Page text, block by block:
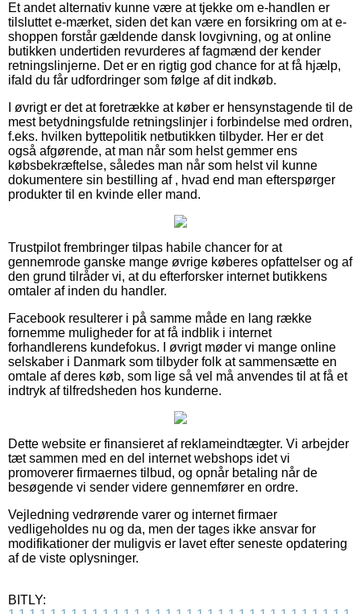
Et andet alternativ kunne være at tjekke om e-handlen er
tilsluttet e-mærket, siden det kan være en forsikring om at e-
shoppen forstår gældende dansk lovgivning, og at online
butikken undertiden revurderes af fagmænd der kender
retningslinjerne. Det er en rigtig god chance for at få hjælp,
ifald du får udfordringer som følge af dit indkøb.
I øvrigt er det at foretrække at køber er hensynstagende til de
mest betydningsfulde retningslinjer i forbindelse med ordren,
f.eks. hvilken byttepolitik netbutikken tilbyder. Her er det
også afgørende, at man når som helst gemmer ens
købsbekræftelse, således man når som helst vil kunne
dokumentere sin bestilling af , hvad end man efterspørger
produkter til en kvinde eller mand.
Trustpilot frembringer tilpas habile chancer for at
gennemrode ganske mange øvrige køberes opfattelser og af
den grund tilråder vi, at du efterforsker internet butikkens
omtaler af inden du handler.
Facebook resulterer i på samme måde en lang række
fornemme muligheder for at få indblik i internet
forhandlerens kundefokus. I øvrigt møder vi mange online
selskaber i Danmark som tilbyder folk at sammensætte en
omtale af deres køb, som lige så vel må anvendes til at få et
indtryk af tilfredsheden hos kunderne.
Dette website er finansieret af reklameindtægter. Vi arbejder
tæt sammen med en del internet webshops idet vi
promoverer firmaernes tilbud, og opnår betaling når de
besøgende vi sender videre gennemfører en ordre.
Vejledning vedrørende varer og internet firmaer
vedligeholdes nu og da, men der tages ikke ansvar for
modifikationer der muligvis er lavet efter seneste opdatering
af de viste oplysninger.
BITLY: